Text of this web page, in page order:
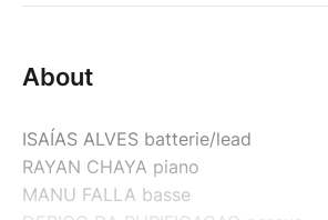
About
ISAÍAS ALVES batterie/lead
RAYAN CHAYA piano
MANU FALLA basse